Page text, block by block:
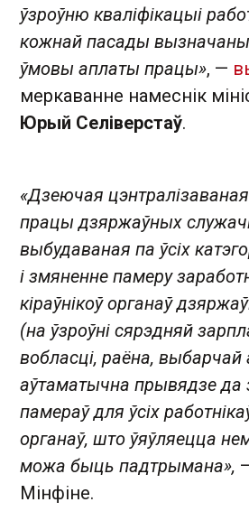
ўзроўню кваліфікацыі
кожнай пасады
ўмовы аплаты працы», —
меркаванне намеснік
Юрый Селіверстаў.
«Дзеючая
працы дзяржаўных
выбудаваная па ўсіх
і змяненне памеру
кіраўнікоў органаў
(на ўзроўні сярэдняй
вобласці, раёна, выбарчай
аўтаматычна прывядзе да
памераў для ўсіх
органаў, што ўяўляецца
можа быць падтрымана»,
Мінфіне.